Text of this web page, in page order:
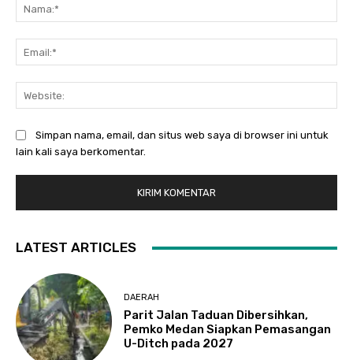
Simpan nama, email, dan situs web saya di browser ini untuk
lain kali saya berkomentar.
LATEST ARTICLES
DAERAH
Parit Jalan Taduan Dibersihkan,
Pemko Medan Siapkan Pemasangan
U-Ditch pada 2027